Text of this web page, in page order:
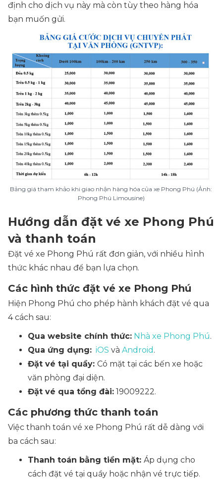
định cho dịch vụ này mà còn tùy theo hàng hóa
bạn muốn gửi.
Bảng giá tham khảo khi giao nhận hàng hóa của xe Phong Phú (Ảnh:
Phong Phú Limousine)
Hướng dẫn đặt vé xe Phong Phú
và thanh toán
Đặt vé xe Phong Phú rất đơn giản, với nhiều hình
thức khác nhau để bạn lựa chọn.
Các hình thức đặt vé xe Phong Phú
Hiện Phong Phú cho phép hành khách đặt vé qua
4 cách sau:
Qua website chính thức: Nhà xe Phong Phú.
Qua ứng dụng: iOS và Android .
Đặt vé tại quầy: Có mặt tại các bến xe hoặc
văn phòng đại diện.
Đặt vé qua tổng đài: 19009222.
Các phương thức thanh toán
Việc thanh toán vé xe Phong Phú rất dễ dàng với
ba cách sau:
Thanh toán bằng tiền mặt: Áp dụng cho
cách đặt vé tại quầy hoặc nhận vé trực tiếp.